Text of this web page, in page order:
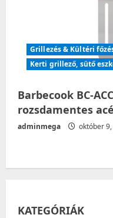
Grillezés & Kültéri
Kerti grillező, sütő
Barbecook BC-
rozsdamentes
adminmega október
KATEGÓRIÁK